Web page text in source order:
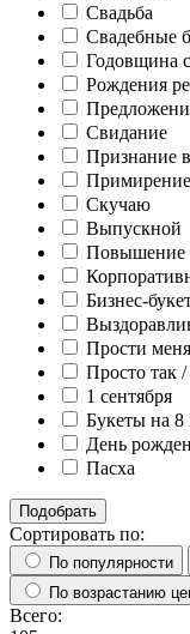
Свадьба
Свадебные
Годовщина
Рождения
Свидание
Признание
Примирение
Скучаю
Выпускной
Повышение
Бизнес-
Прости меня
Просто так
1 сентября
Букеты на 8
День
Пасха
Подобрать
Сортировать по:
По популярности
По возрастанию
Всего: